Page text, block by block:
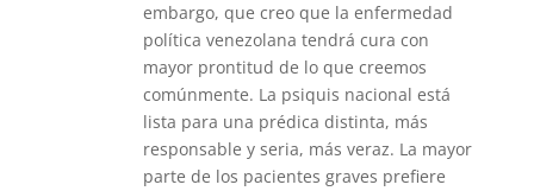
embargo, que creo que la enfermedad
política venezolana tendrá cura con
mayor prontitud de lo que creemos
comúnmente. La psiquis nacional está
lista para una prédica distinta, más
responsable y seria, más veraz. La mayor
parte de los pacientes graves prefiere